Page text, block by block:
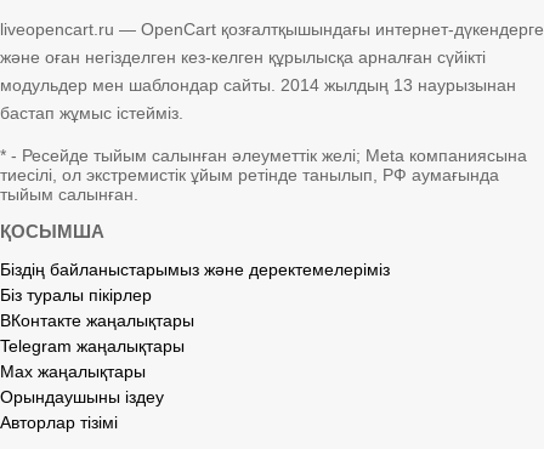
liveopencart.ru — OpenCart қозғалтқышындағы интернет-дүкендерге
және оған негізделген кез-келген құрылысқа арналған сүйікті
модульдер мен шаблондар сайты. 2014 жылдың 13 наурызынан
бастап жұмыс істейміз.
* - Ресейде тыйым салынған әлеуметтік желі; Meta компаниясына
тиесілі, ол экстремистік ұйым ретінде танылып, РФ аумағында
тыйым салынған.
ҚОСЫМША
Біздің байланыстарымыз және деректемелеріміз
Біз туралы пікірлер
ВКонтакте жаңалықтары
Telegram жаңалықтары
Max жаңалықтары
Орындаушыны іздеу
Авторлар тізімі